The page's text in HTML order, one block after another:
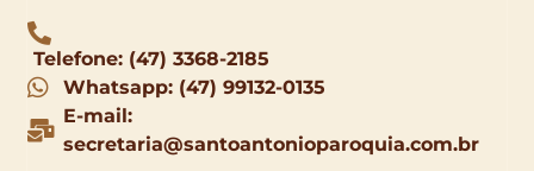
Telefone: (47) 3368-2185
Whatsapp: (47) 99132-0135
E-mail:
secretaria@santoantonioparoquia.com.br